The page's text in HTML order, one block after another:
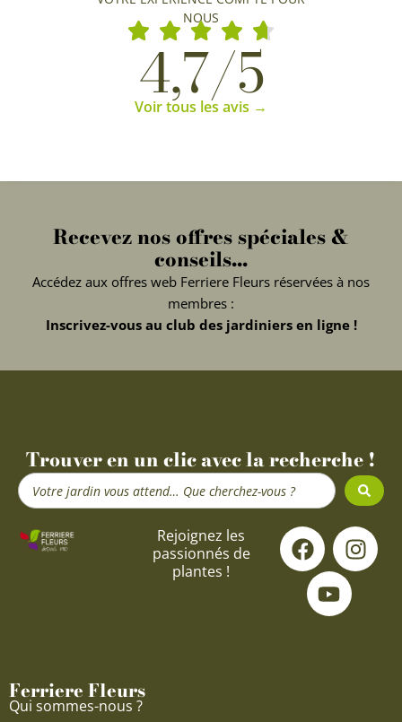
NOUS
4,7/5
Voir tous les avis →
Recevez nos offres spéciales &
conseils...
Accédez aux offres web Ferriere Fleurs réservées à nos
membres :
Inscrivez-vous au club des jardiniers en ligne !
Trouver en un clic avec la recherche !
Search
...
Rejoignez les
passionnés de
plantes !
F
a
c
e
I
n
s
Y
o
u
t
u
Ferriere Fleurs
Qui sommes-nous ?